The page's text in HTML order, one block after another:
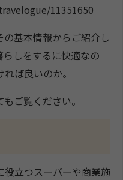
11351650
基本情報からご紹介し
しをするに快適なの
ば良いのか。
ご覧ください。
役立つスーパーや商業施